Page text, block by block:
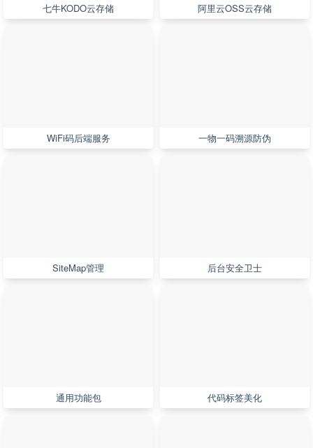
七牛KODO云存储 阿里云OSS云存储
WiFi码后端服务 一物一码溯源防伪
SiteMap管理 后台安全卫士
通用功能包 代码标签美化